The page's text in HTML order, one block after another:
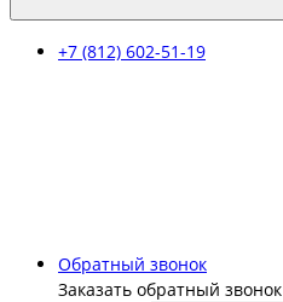
+7 (812) 602-51-19
Обратный звонок
Заказать обратный звонок